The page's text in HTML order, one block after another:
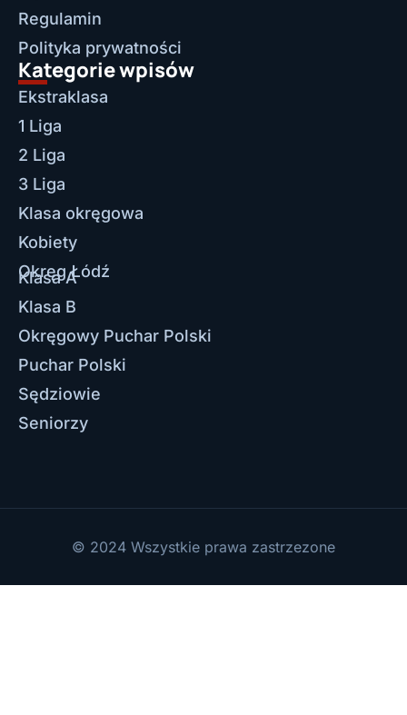
Regulamin
Polityka prywatności
Kategorie wpisów
Ekstraklasa
1 Liga
2 Liga
3 Liga
Klasa okręgowa
Kobiety
Okręg Łódź
Klasa A
Klasa B
Okręgowy Puchar Polski
Puchar Polski
Sędziowie
Seniorzy
© 2024 Wszystkie prawa zastrzezone